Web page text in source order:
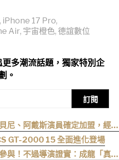
, iPhone 17 Pro,
Air, 宇宙橙色, 德誼數位
多潮流話題，獨家特別企
。
訂閱
尼、阿戴斯演員確定加盟，經典
容持續集結
GT-2000 15 全面進化登場
與！不過導演證實：成龍「真的